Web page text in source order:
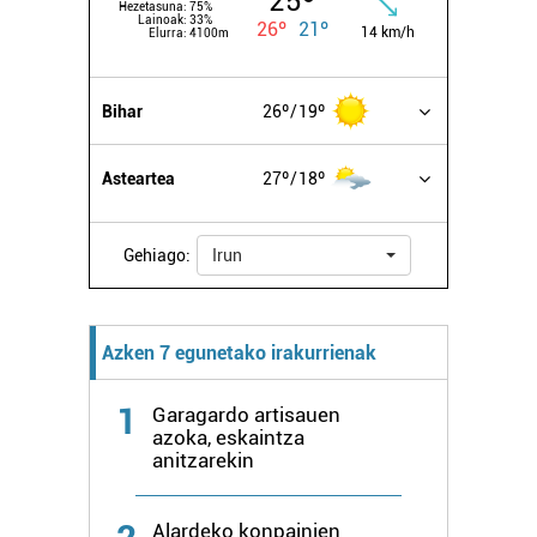
Hezetasuna: 75%
Lainoak: 33%
Elurra: 4100m 26º 21º 14 km/h
Bihar 26º 19º
Asteartea 27º 18º
Gehiago: Irun
Azken 7 egunetako irakurrienak
1
Garagardo artisauen
azoka, eskaintza
anitzarekin
Alardeko konpainien